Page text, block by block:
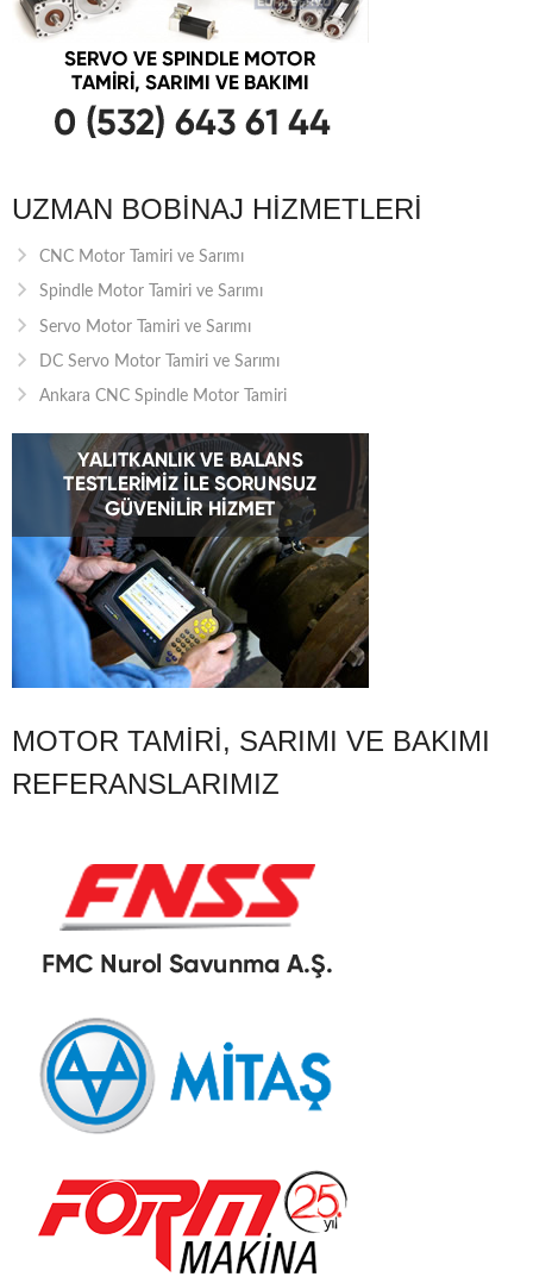
UZMAN BOBINAJ HIZMETLERI
CNC Motor Tamiri ve Sarımı
Spindle Motor Tamiri ve Sarımı
Servo Motor Tamiri ve Sarımı
DC Servo Motor Tamiri ve Sarımı
Ankara CNC Spindle Motor Tamiri
MOTOR TAMIRI, SARIMI VE BAKIMI
REFERANSLARIMIZ